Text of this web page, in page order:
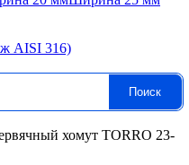
AISI 316)
Поиск
хомут TORRO 23-